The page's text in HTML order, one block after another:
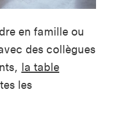
en famille ou
des collègues
la table
les